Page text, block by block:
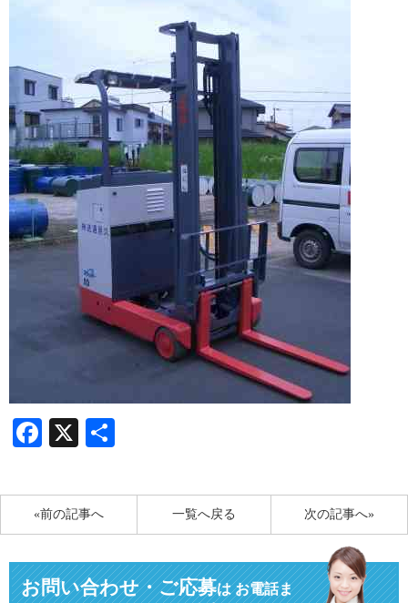
Facebook
X
«前の記事へ 次の記事へ»
一覧へ戻る
お問い合わせ・ご応募はお電話ま